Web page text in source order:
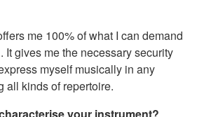
me 100% of what I can demand
It gives me the necessary security
myself musically in any
all kinds of repertoire.